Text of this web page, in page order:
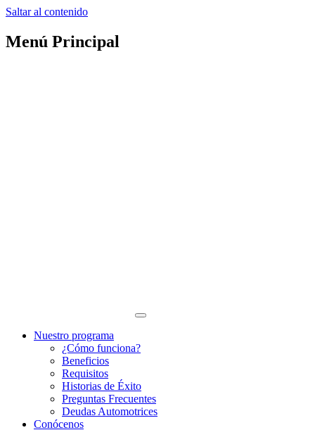
Saltar al contenido
Menú Principal
Nuestro programa
¿Cómo funciona?
Beneficios
Requisitos
Historias de Éxito
Preguntas Frecuentes
Deudas Automotrices
Conócenos